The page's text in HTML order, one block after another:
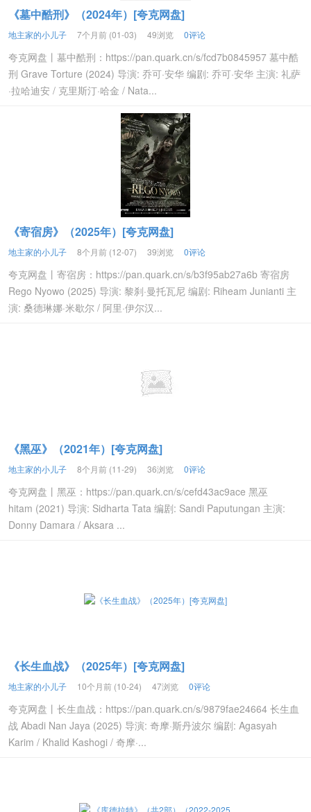
《墓中酷刑》（2024年）[夸克网盘]
地主家的小儿子 7个月前 (01-03) 49浏览 0评论
夸克网盘丨墓中酷刑：https://pan.quark.cn/s/fcd7b0845957 墓中酷
刑 Grave Torture (2024) 导演: 乔可·安华 编剧: 乔可·安华 主演: 礼萨
·拉哈迪安 / 克里斯汀·哈金 / Nata...
《寄宿房》（2025年）[夸克网盘]
地主家的小儿子 8个月前 (12-07) 39浏览 0评论
夸克网盘丨寄宿房：https://pan.quark.cn/s/b3f95ab27a6b 寄宿房
Rego Nyowo (2025) 导演: 黎刹·曼托瓦尼 编剧: Riheam Junianti 主
演: 桑德琳娜·米歇尔 / 阿里·伊尔汉...
《黑巫》（2021年）[夸克网盘]
地主家的小儿子 8个月前 (11-29) 36浏览 0评论
夸克网盘丨黑巫：https://pan.quark.cn/s/cefd43ac9ace 黑巫
hitam (2021) 导演: Sidharta Tata 编剧: Sandi Paputungan 主演:
Donny Damara / Aksara ...
《长生血战》（2025年）[夸克网盘]
地主家的小儿子 10个月前 (10-24) 47浏览 0评论
夸克网盘丨长生血战：https://pan.quark.cn/s/9879fae24664 长生血
战 Abadi Nan Jaya (2025) 导演: 奇摩·斯丹波尔 编剧: Agasyah
Karim / Khalid Kashogi / 奇摩·...